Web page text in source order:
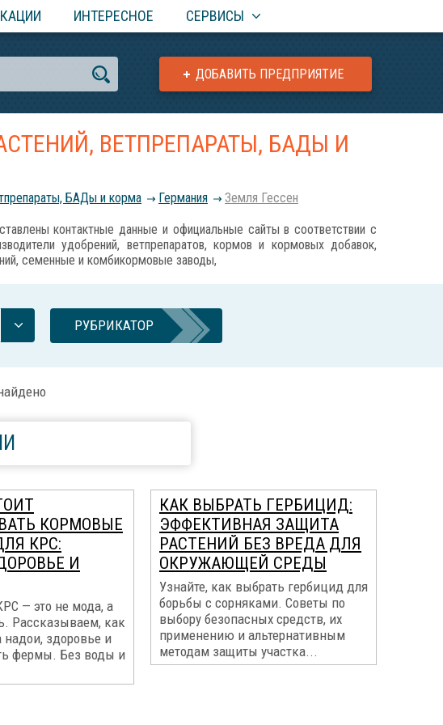
ИНТЕРЕСНОЕ СЕРВИСЫ
ДОБАВИТЬ ПРЕДПРИЯТИЕ
ВЕТПРЕПАРАТЫ, БАДЫ И
БАДы и корма Германия Земля Гессен
контактные данные и официальные сайты в соответствии с
удобрений, ветпрепаратов, кормов и кормовых добавок,
семенные и комбикормовые заводы,
РУБРИКАТОР
КОРМОВЫЕ
КРС:
И
— это не мода, а
Рассказываем, как
здоровье и
фермы. Без воды и
КАК ВЫБРАТЬ ГЕРБИЦИД:
ЭФФЕКТИВНАЯ ЗАЩИТА
РАСТЕНИЙ БЕЗ ВРЕДА ДЛЯ
ОКРУЖАЮЩЕЙ СРЕДЫ
Узнайте, как выбрать гербицид для
борьбы с сорняками. Советы по
выбору безопасных средств, их
применению и альтернативным
методам защиты участка...